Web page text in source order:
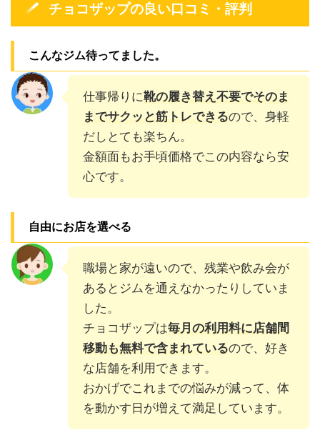
チョコザップの良い口コミ・評判
こんなジム待ってました。
仕事帰りに靴の履き替え不要でそのま
までサクッと筋トレできるので、身軽
だしとても楽ちん。
金額面もお手頃価格でこの内容なら安
心です。
自由にお店を選べる
職場と家が遠いので、残業や飲み会が
あるとジムを通えなかったりしていま
した。
チョコザップは毎月の利用料に店舗間
移動も無料で含まれているので、好き
な店舗を利用できます。
おかげでこれまでの悩みが減って、体
を動かす日が増えて満足しています。